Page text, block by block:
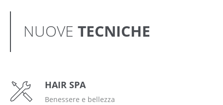
NUOVE TECNICHE
HAIR SPA
Benessere e bellezza